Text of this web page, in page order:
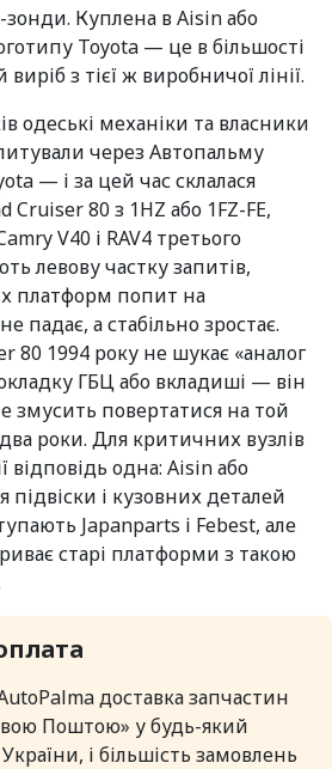
зонди. Куплена в Aisin або
Toyota — це в більшості
з тієї ж виробничої лінії.
одеські механіки та власники
через Автопальму
— і за цей час склалася
Cruiser 80 з 1HZ або 1FZ-FE,
V40 і RAV4 третього
левову частку запитів,
платформ попит на
падає, а стабільно зростає.
80 1994 року не шукає «аналог
ГБЦ або вкладиші — він
змусить повертатися на той
роки. Для критичних вузлів
відповідь одна: Aisin або
підвіски і кузовних деталей
Japanparts і Febest, але
старі платформи з такою
доставка запчастин
Поштою» у будь-який
і більшість замовлень